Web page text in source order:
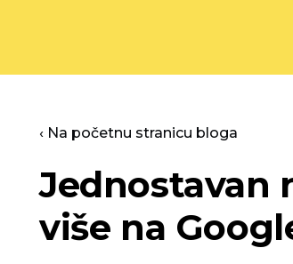
‹ Na početnu stranicu bloga
Jednostavan
više na